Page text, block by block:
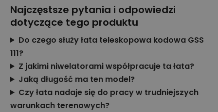
Najczęstsze pytania i odpowiedzi
dotyczące tego produktu
Do czego służy łata teleskopowa kodowa GSS
111?
Z jakimi niwelatorami współpracuje ta łata?
Jaką długość ma ten model?
Czy łata nadaje się do pracy w trudniejszych
warunkach terenowych?